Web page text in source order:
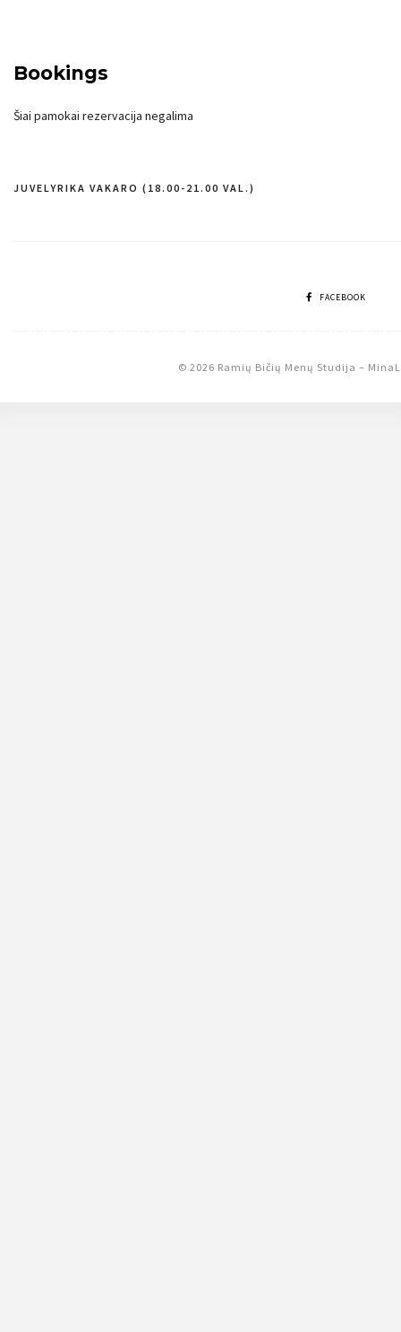
Bookings
Šiai pamokai rezervacija negalima
Navigacija
JUVELYRIKA VAKARO (18.00-21.00 VAL.)
FACEBOOK
© 2026 Ramių Bičių Menų Studija –